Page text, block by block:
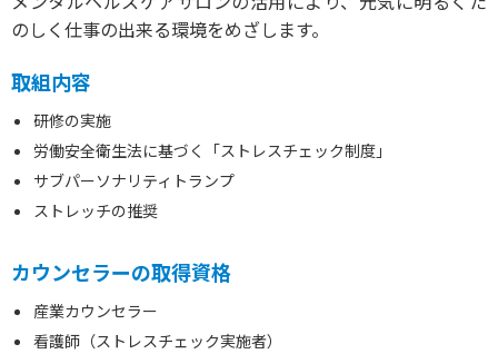
のしく仕事の出来る環境をめざします。
取組内容
研修の実施
労働安全衛生法に基づく「ストレスチェック制度」
サブパーソナリティトランプ
ストレッチの推奨
カウンセラーの取得資格
産業カウンセラー
看護師（ストレスチェック実施者）